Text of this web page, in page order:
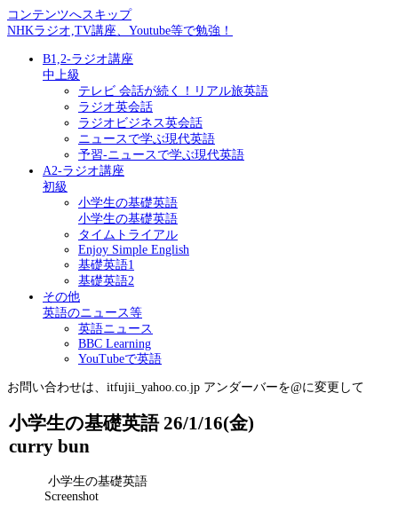
コンテンツへスキップ
NHKラジオ,TV講座、Youtube等で勉強！
B1,2-ラジオ講座
中上級
テレビ 会話が続く！リアル旅英語
ラジオ英会話
ラジオビジネス英会話
ニュースで学ぶ現代英語
予習-ニュースで学ぶ現代英語
A2-ラジオ講座
初級
小学生の基礎英語
小学生の基礎英語
タイムトライアル
Enjoy Simple English
基礎英語1
基礎英語2
その他
英語のニュース等
英語ニュース
BBC Learning
YouTubeで英語
お問い合わせは、itfujii_yahoo.co.jp アンダーバーを@に変更して
小学生の基礎英語 26/1/16(金)
curry bun
小学生の基礎英語
Screenshot